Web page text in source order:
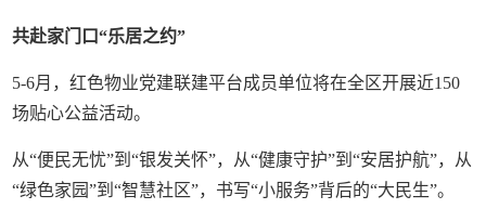
共赴家门口“乐居之约”
5-6月，红色物业党建联建平台成员单位将在全区开展近150
场贴心公益活动。
从“便民无忧”到“银发关怀”，从“健康守护”到“安居护航”，从
“绿色家园”到“智慧社区”，书写“小服务”背后的“大民生”。